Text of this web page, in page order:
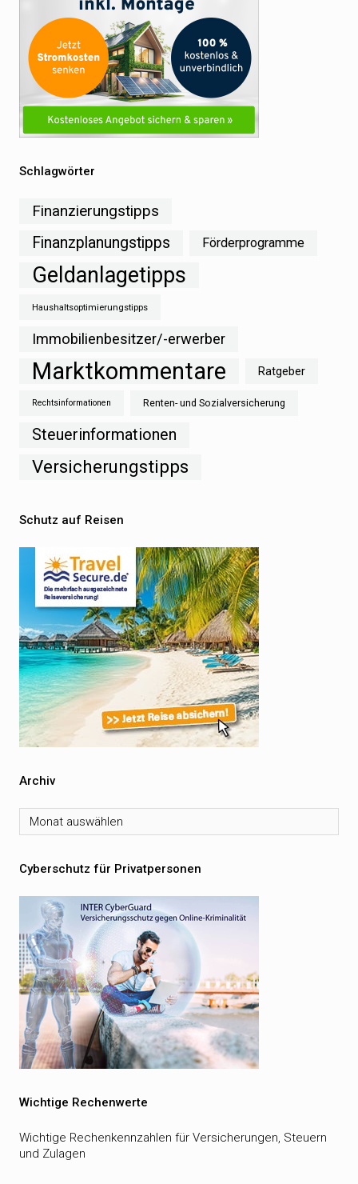
Schlagwörter
Finanzierungstipps
Finanzplanungstipps
Förderprogramme
Geldanlagetipps
Haushaltsoptimierungstipps
Immobilienbesitzer/-erwerber
Marktkommentare Ratgeber
Rechtsinformationen Renten- und Sozialversicherung
Steuerinformationen
Versicherungstipps
Schutz auf Reisen
Archiv
Archiv
Cyberschutz für Privatpersonen
Wichtige Rechenwerte
Wichtige Rechenkennzahlen für Versicherungen, Steuern
und Zulagen